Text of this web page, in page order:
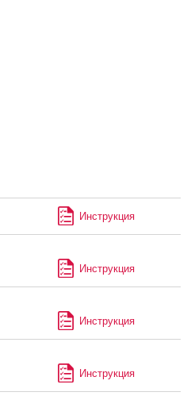
Инструкция
Инструкция
Инструкция
Инструкция